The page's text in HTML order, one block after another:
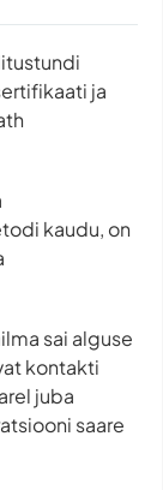
ja
kaudu, on
sai alguse
kontakti
juba
saare